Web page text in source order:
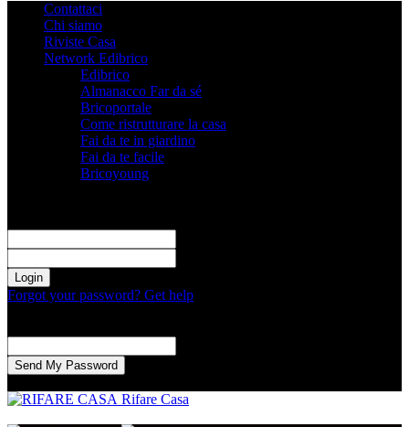
Contattaci
Chi siamo
Riviste Casa
Network Edibrico
Edibrico
Almanacco Far da sé
Bricoportale
Come ristrutturare la casa
Fai da te in giardino
Fai da te facile
Bricoyoung
Forgot your password? Get help
Rifare Casa